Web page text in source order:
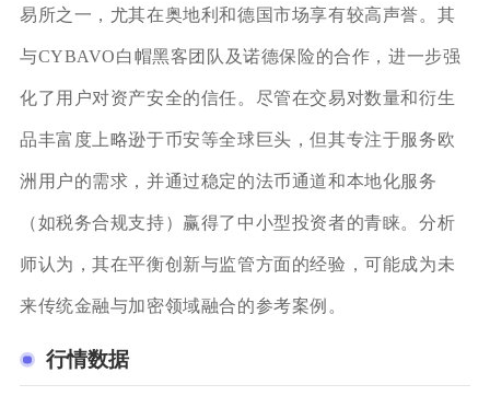
易所之一，尤其在奥地利和德国市场享有较高声誉。其
与CYBAVO白帽黑客团队及诺德保险的合作，进一步强
化了用户对资产安全的信任。尽管在交易对数量和衍生
品丰富度上略逊于币安等全球巨头，但其专注于服务欧
洲用户的需求，并通过稳定的法币通道和本地化服务
（如税务合规支持）赢得了中小型投资者的青睐。分析
师认为，其在平衡创新与监管方面的经验，可能成为未
来传统金融与加密领域融合的参考案例。
行情数据